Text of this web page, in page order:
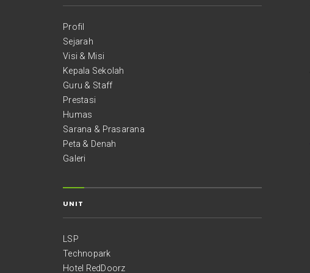
Profil
Sejarah
Visi & Misi
Kepala Sekolah
Guru & Staff
Prestasi
Humas
Sarana & Prasarana
Peta & Denah
Galeri
UNIT
LSP
Technopark
Hotel RedDoorz